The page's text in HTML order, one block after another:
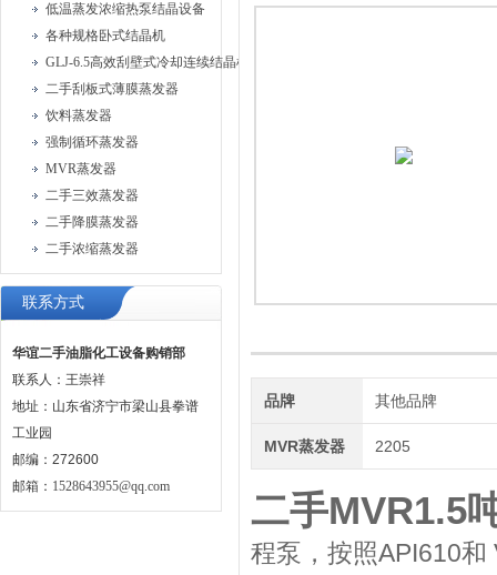
低温蒸发浓缩热泵结晶设备
各种规格卧式结晶机
GLJ-6.5高效刮壁式冷却连续结晶机
二手刮板式薄膜蒸发器
饮料蒸发器
强制循环蒸发器
MVR蒸发器
二手三效蒸发器
二手降膜蒸发器
二手浓缩蒸发器
联系方式
华谊二手油脂化工设备购销部
联系人：王崇祥
地址：山东省济宁市梁山县拳谱
工业园
邮编：272600
邮箱： 1528643955@qq.com
品牌 其他品牌
MVR蒸发器 2205
二手MVR1.5
程泵，按照API610